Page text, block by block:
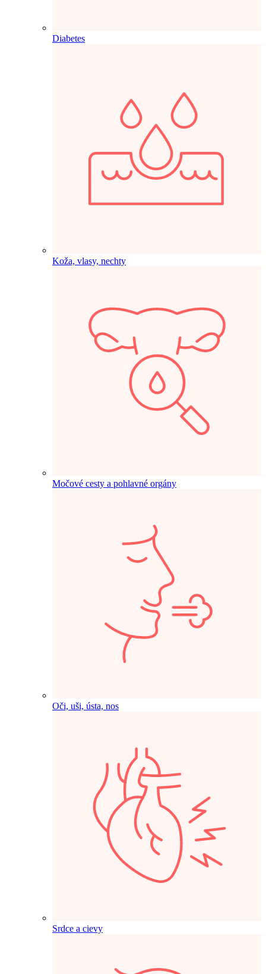
Diabetes
Koža, vlasy, nechty
Močové cesty a pohlavné orgány
Oči, uši, ústa, nos
Srdce a cievy